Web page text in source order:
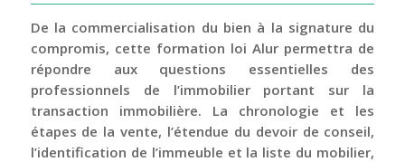
De la commercialisation du bien à la signature du
compromis, cette formation loi Alur permettra de
répondre aux questions essentielles des
professionnels de l’immobilier portant sur la
transaction immobilière. La chronologie et les
étapes de la vente, l’étendue du devoir de conseil,
l’identification de l’immeuble et la liste du mobilier,